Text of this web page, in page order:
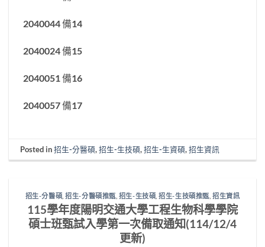
2040044 備14
2040024 備15
2040051 備16
2040057 備17
Posted in招生-分醫碩,招生-生技碩,招生-生資碩,招生資訊
招生-分醫碩 ,招生-分醫碩推甄, 招生-生技碩 ,招生-生技碩推甄, 招生資訊
115學年度陽明交通大學工程生物科學學院
碩士班甄試入學第一次備取通知(114/12/4
更新)